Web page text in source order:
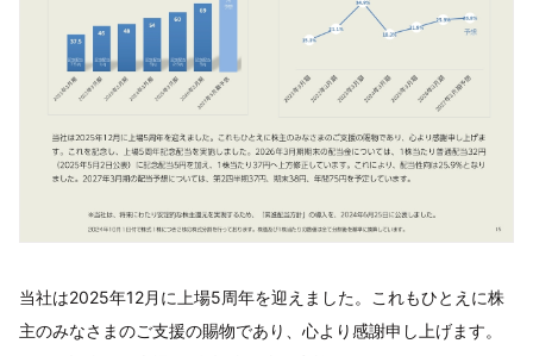
当社は2025年12月に上場5周年を迎えました。これもひとえに株
主のみなさまのご支援の賜物であり、心より感謝申し上げます。